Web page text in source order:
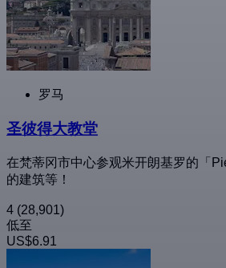
罗马
圣彼得大教堂
在梵蒂冈市中心参观米开朗基罗的「
的建筑等！
4 (28,901)
低至
US$6.91